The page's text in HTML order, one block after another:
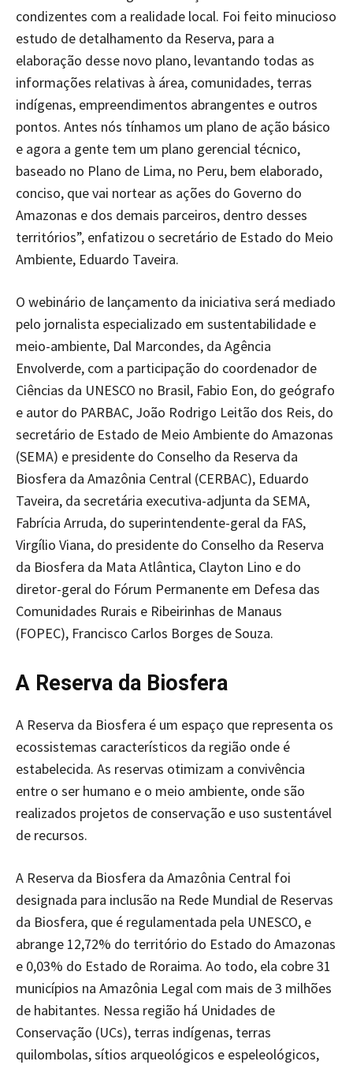
condizentes com a realidade local. Foi feito minucioso
estudo de detalhamento da Reserva, para a
elaboração desse novo plano, levantando todas as
informações relativas à área, comunidades, terras
indígenas, empreendimentos abrangentes e outros
pontos. Antes nós tínhamos um plano de ação básico
e agora a gente tem um plano gerencial técnico,
baseado no Plano de Lima, no Peru, bem elaborado,
conciso, que vai nortear as ações do Governo do
Amazonas e dos demais parceiros, dentro desses
territórios”, enfatizou o secretário de Estado do Meio
Ambiente, Eduardo Taveira.
O webinário de lançamento da iniciativa será mediado
pelo jornalista especializado em sustentabilidade e
meio-ambiente, Dal Marcondes, da Agência
Envolverde, com a participação do coordenador de
Ciências da UNESCO no Brasil, Fabio Eon, do geógrafo
e autor do PARBAC, João Rodrigo Leitão dos Reis, do
secretário de Estado de Meio Ambiente do Amazonas
(SEMA) e presidente do Conselho da Reserva da
Biosfera da Amazônia Central (CERBAC), Eduardo
Taveira, da secretária executiva-adjunta da SEMA,
Fabrícia Arruda, do superintendente-geral da FAS,
Virgílio Viana, do presidente do Conselho da Reserva
da Biosfera da Mata Atlântica, Clayton Lino e do
diretor-geral do Fórum Permanente em Defesa das
Comunidades Rurais e Ribeirinhas de Manaus
(FOPEC), Francisco Carlos Borges de Souza.
A Reserva da Biosfera
A Reserva da Biosfera é um espaço que representa os
ecossistemas característicos da região onde é
estabelecida. As reservas otimizam a convivência
entre o ser humano e o meio ambiente, onde são
realizados projetos de conservação e uso sustentável
de recursos.
A Reserva da Biosfera da Amazônia Central foi
designada para inclusão na Rede Mundial de Reservas
da Biosfera, que é regulamentada pela UNESCO, e
abrange 12,72% do território do Estado do Amazonas
e 0,03% do Estado de Roraima. Ao todo, ela cobre 31
municípios na Amazônia Legal com mais de 3 milhões
de habitantes. Nessa região há Unidades de
Conservação (UCs), terras indígenas, terras
quilombolas, sítios arqueológicos e espeleológicos,